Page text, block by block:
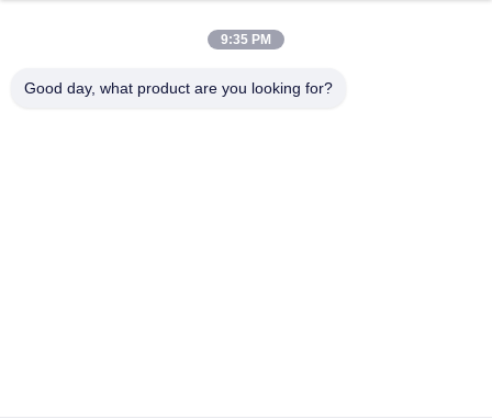
9:35 PM
Good day, what product are you looking for?